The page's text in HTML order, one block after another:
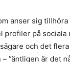
anser sig
profiler på sociala
och det
– ”äntligen är det